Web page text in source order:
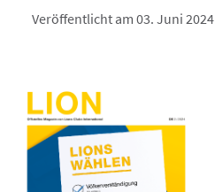
Veröffentlicht am 03. Juni 2024